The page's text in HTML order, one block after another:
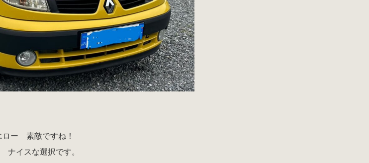
ロー 素敵ですね！
ナイスな選択です。